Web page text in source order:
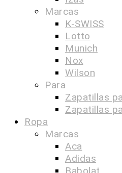
Marcas
K-SWISS
Lotto
Munich
Nox
Wilson
Para
Zapatillas
Zapatillas
Ropa
Marcas
Aca
Adidas